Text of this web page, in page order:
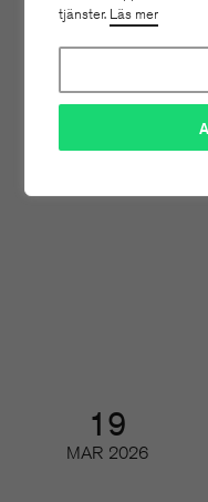
tjänster. Läs mer
24
19
MAR 2026